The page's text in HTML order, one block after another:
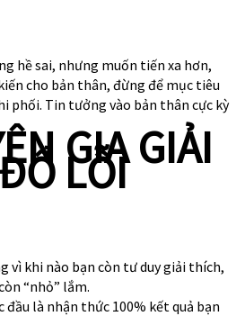
hề sai, nhưng muốn tiến xa hơn,
cho bản thân, đừng để mục tiêu
phối. Tin tưởng vào bản thân cực kỳ
GIA GIẢI
LỖI
vì khi nào bạn còn tư duy giải thích,
“nhỏ” lắm.
là nhận thức 100% kết quả bạn